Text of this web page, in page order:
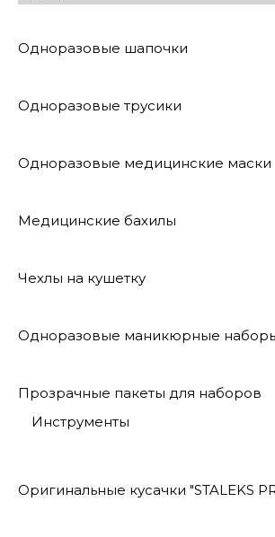
Одноразовые шапочки
Одноразовые трусики
Одноразовые медицинские маски
Медицинские бахилы
Чехлы на кушетку
Одноразовые маникюрные
Прозрачные пакеты для наборов
Инструменты
Оригинальные кусачки "STALEKS